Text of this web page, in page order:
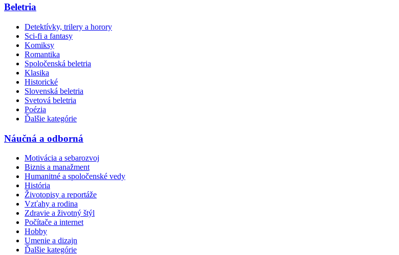
Beletria
Detektívky, trilery a horory
Sci-fi a fantasy
Komiksy
Romantika
Spoločenská beletria
Klasika
Historické
Slovenská beletria
Svetová beletria
Poézia
Ďalšie kategórie
Náučná a odborná
Motivácia a sebarozvoj
Biznis a manažment
Humanitné a spoločenské vedy
História
Životopisy a reportáže
Vzťahy a rodina
Zdravie a životný štýl
Počítače a internet
Hobby
Umenie a dizajn
Ďalšie kategórie